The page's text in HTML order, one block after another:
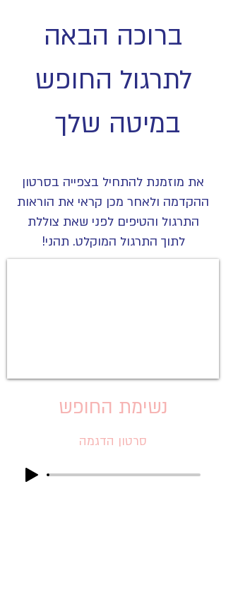
ברוכה הבאה
לתרגול החופש
במיטה שלך
את מוזמנת להתחיל בצפייה בסרטון
ההקדמה ולאחר מכן קראי את הוראות
התרגול והטיפים לפני שאת צוללת
לתוך התרגול המוקלט. תהני!
נשימת החופש
סרטון הדגמה